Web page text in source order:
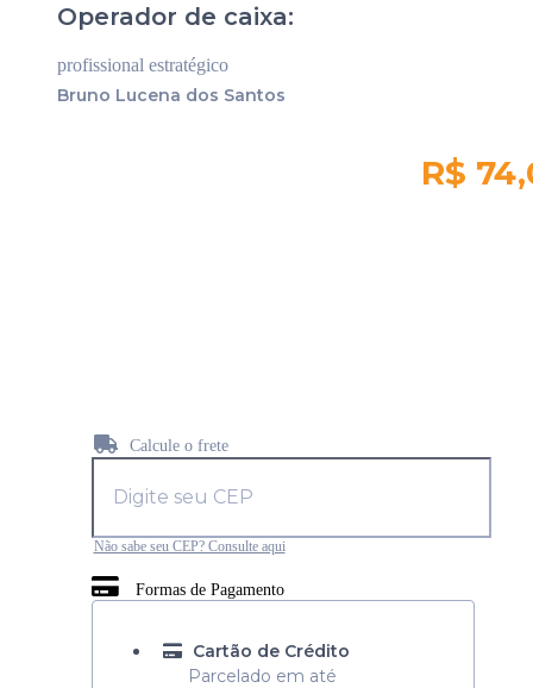
Operador de caixa:
profissional estratégico
Bruno Lucena dos Santos
R$
Calcule o frete
Não sabe seu CEP? Consulte aqui
Formas de Pagamento
Cartão de Crédito
Parcelado em até